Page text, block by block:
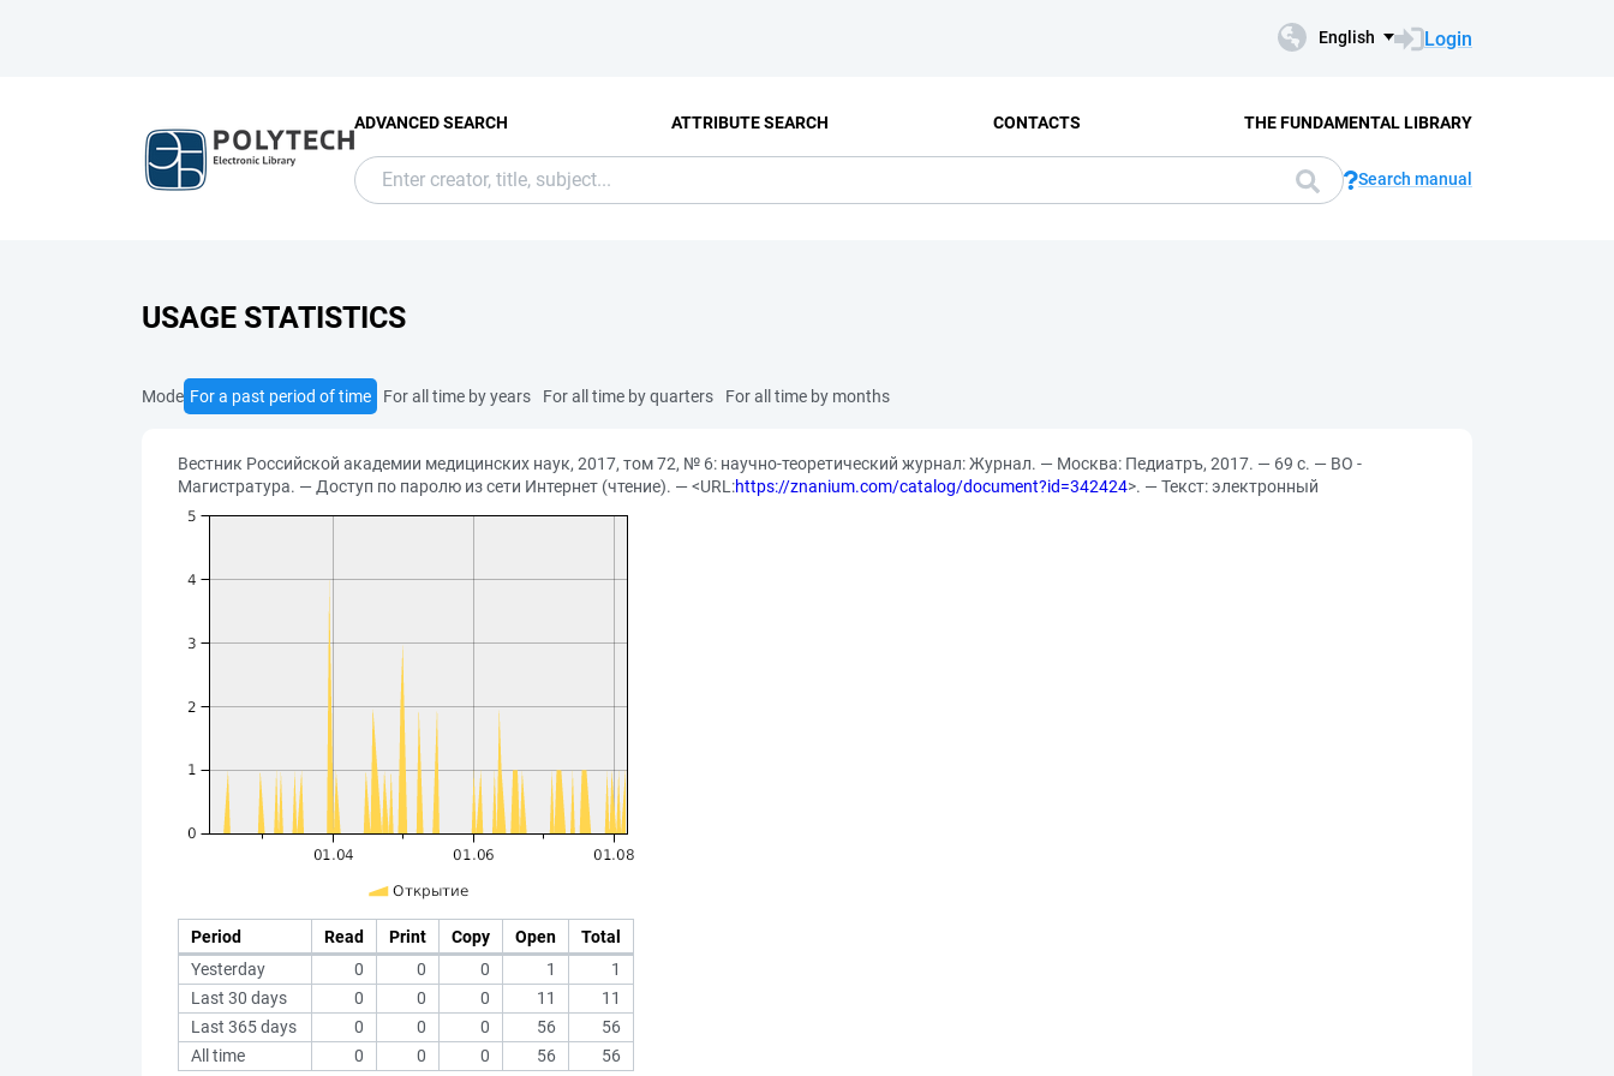
English Login
ADVANCED SEARCH ATTRIBUTE SEARCH CONTACTS THE FUNDAMENTAL LIBRARY
Search manual
USAGE STATISTICS
Mode For a past period of time For all time by years For all time by quarters For all time by months
Вестник Роcсийской академии медицинских наук, 2017, том 72, № 6: научно-теоретический журнал: Журнал. — Москва: Педиатръ, 2017. — 69 с. — ВО -
Магистратура. — Доступ по паролю из сети Интернет (чтение). — <URL:https://znanium.com/catalog/document?id=342424>. — Текст: электронный
Period Read Print Copy Open
Total
Yesterday
0 0 0 1
1
Last 30 days
0 0 0 11
11
Last 365 days
0 0 0 56
56
All time
0 0 0 56 56